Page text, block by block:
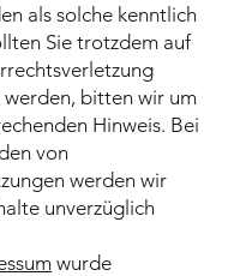
als solche kenntlich
Sie trotzdem auf
werden, bitten wir um
Hinweis. Bei
von
werden wir
unverzüglich
wurde